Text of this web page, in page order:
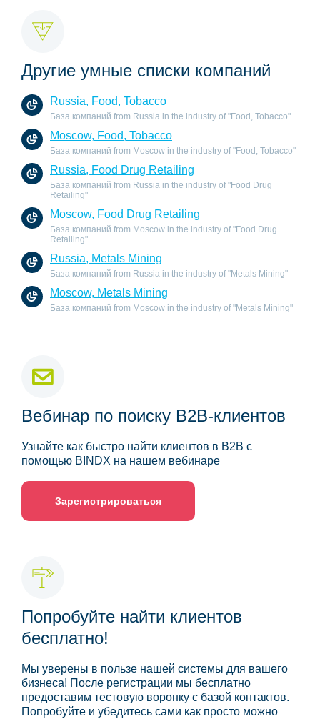
Другие умные списки компаний
Russia, Food, Tobacco
База компаний from Russia in the industry of "Food, Tobacco"
Moscow, Food, Tobacco
База компаний from Moscow in the industry of "Food, Tobacco"
Russia, Food Drug Retailing
База компаний from Russia in the industry of "Food Drug
Retailing"
Moscow, Food Drug Retailing
База компаний from Moscow in the industry of "Food Drug
Retailing"
Russia, Metals Mining
База компаний from Russia in the industry of "Metals Mining"
Moscow, Metals Mining
База компаний from Moscow in the industry of "Metals Mining"
Вебинар по поиску B2B-клиентов
Узнайте как быстро найти клиентов в B2B с
помощью BINDX на нашем вебинаре
Зарегистрироваться
Попробуйте найти клиентов
бесплатно!
Мы уверены в пользе нашей системы для вашего
бизнеса! После регистрации мы бесплатно
предоставим тестовую воронку с базой контактов.
Попробуйте и убедитесь сами как просто можно